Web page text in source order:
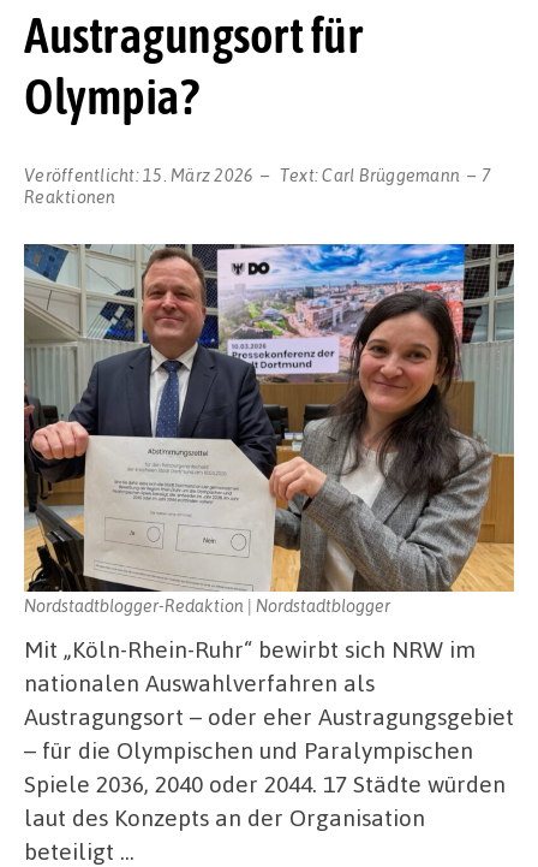
Austragungsort für
Olympia?
Veröffentlicht: 15. März 2026 Text:Carl Brüggemann
7
Reaktionen
Nordstadtblogger-Redaktion | Nordstadtblogger
Mit „Köln-Rhein-Ruhr“ bewirbt sich NRW im
nationalen Auswahlverfahren als
Austragungsort – oder eher Austragungsgebiet
– für die Olympischen und Paralympischen
Spiele 2036, 2040 oder 2044. 17 Städte würden
laut des Konzepts an der Organisation
beteiligt …